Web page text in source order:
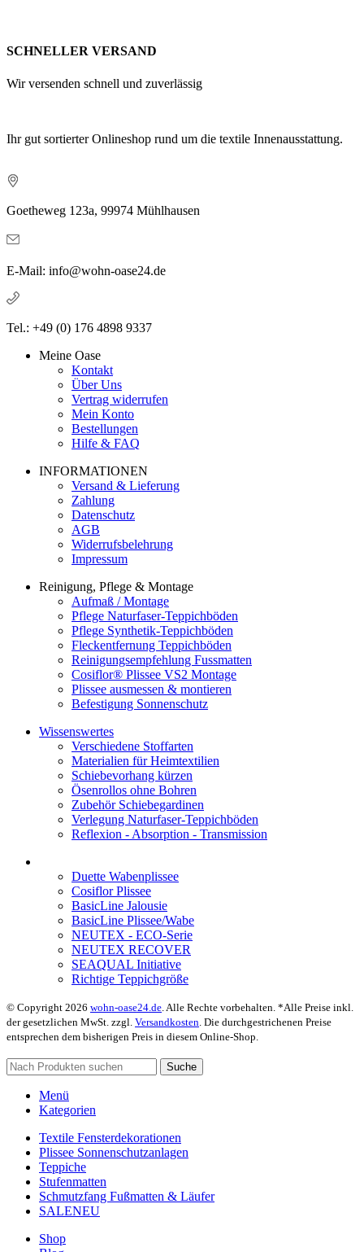
SCHNELLER VERSAND
Wir versenden schnell und zuverlässig
Ihr gut sortierter Onlineshop rund um die textile Innenausstattung.
Goetheweg 123a, 99974 Mühlhausen
E-Mail: info@wohn-oase24.de
Tel.: +49 (0) 176 4898 9337
Meine Oase
Kontakt
Über Uns
Vertrag widerrufen
Mein Konto
Bestellungen
Hilfe & FAQ
INFORMATIONEN
Versand & Lieferung
Zahlung
Datenschutz
AGB
Widerrufsbelehrung
Impressum
Reinigung, Pflege & Montage
Aufmaß / Montage
Pflege Naturfaser-Teppichböden
Pflege Synthetik-Teppichböden
Fleckentfernung Teppichböden
Reinigungsempfehlung Fussmatten
Cosiflor® Plissee VS2 Montage
Plissee ausmessen & montieren
Befestigung Sonnenschutz
Wissenswertes
Verschiedene Stoffarten
Materialien für Heimtextilien
Schiebevorhang kürzen
Ösenrollos ohne Bohren
Zubehör Schiebegardinen
Verlegung Naturfaser-Teppichböden
Reflexion - Absorption - Transmission
Duette Wabenplissee
Cosiflor Plissee
BasicLine Jalousie
BasicLine Plissee/Wabe
NEUTEX - ECO-Serie
NEUTEX RECOVER
SEAQUAL Initiative
Richtige Teppichgröße
© Copyright 2026 wohn-oase24.de . Alle Rechte vorbehalten. *Alle Preise inkl.
der gesetzlichen MwSt. zzgl. Versandkosten . Die durchgestrichenen Preise
entsprechen dem bisherigen Preis in diesem Online-Shop.
Suche
Menü
Kategorien
Textile Fensterdekorationen
Plissee Sonnenschutzanlagen
Teppiche
Stufenmatten
Schmutzfang Fußmatten & Läufer
SALENEU
Shop